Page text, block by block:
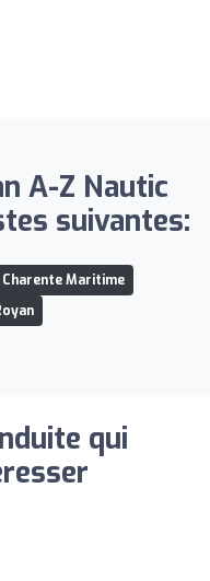
A-Z Nautic
suivantes:
Maritime
qui